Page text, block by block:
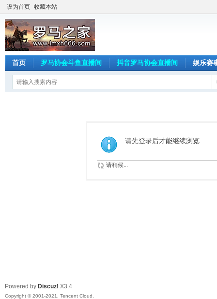
设为首页 收藏本站
首页 罗马协会斗鱼直播间 抖音罗马协会直播间 娱乐赛
请先登录后才能继续浏览
请稍候...
Powered by Discuz! X3.4
Copyright © 2001-2021, Tencent Cloud.